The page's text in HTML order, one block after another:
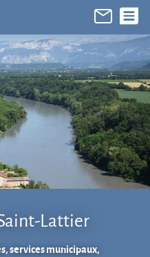
Lattier
services municipaux,